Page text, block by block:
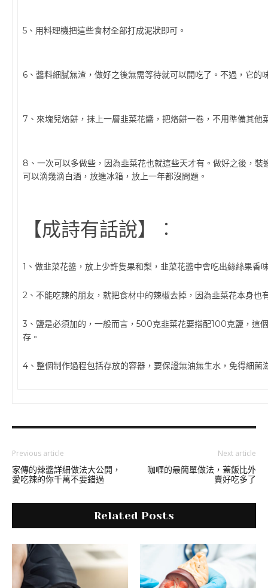
5、用料理機把這些食材全部打成泥狀即可。
6、醬料細膩無渣，做好之後無需等待就可以開吃了。不過，它的
7、來塊兒烙餅，抹上一層韭菜花醬，把烙餅一卷，不用準備其他
8、一次可以多做些，因為韭菜花也就這些天才有。做好之後，裝
可以滴幾滴白酒，放進冰箱，放上一年都沒問題。
【成詩有話說】︰
1、做韭菜花醬，放上少許隻果和梨，韭菜花醬中會吃出絲絲果香
2、不能吃辣的朋友，就把食材中的辣椒去掉，因為韭菜花本身也
3、鹽是必須加的，一般而言，500克韭菜花要搭配100克鹽，這
存。
4、整個制作過程包括存放的容器，要保證無油無生水，免得細菌
Previous article
家傳的辣醬詳細做法大公開，
愛吃辣的你千萬不要錯過
Next article
咖喱的最簡單做法，蓋飯比外
賣好吃多了
Related Posts